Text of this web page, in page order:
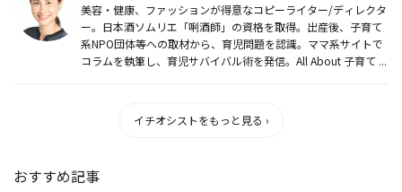
美容・健康、ファッションが得意なコピーライター/ディレクタ
ー。日本酒ソムリエ「唎酒師」の資格を取得。出産後、子育て
系NPO団体等への取材から、育児問題を認識。ママ系サイトで
コラムを執筆し、育児サバイバル術を発信。All About 子育て ...
イチオシストをもっと見る ›
おすすめ記事